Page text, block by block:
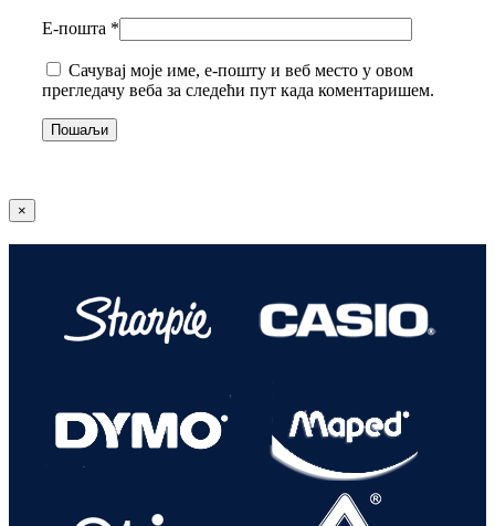
Е-пошта *
Сачувај моје име, е-пошту и веб место у овом
прегледачу веба за следећи пут када коментаришем.
Close
product
quick
×